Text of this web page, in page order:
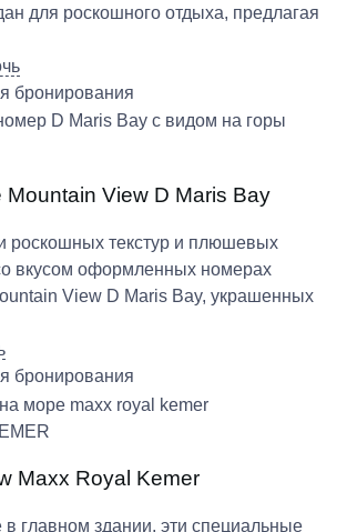
для роскошного отдыха, предлагая
бронирования
Mountain View D Maris Bay
роскошных текстур и плюшевых
вкусом оформленных номерах
View D Maris Bay, украшенных
бронирования
Maxx Royal Kemer
главном здании, эти специальные